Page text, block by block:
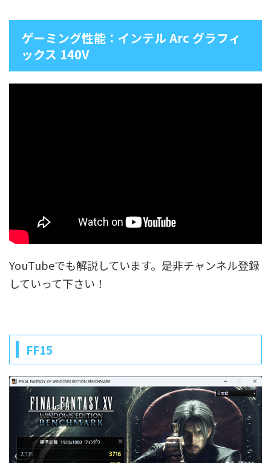
ゲーミング性能：インテル Arc グラフィ
ックス 140V
YouTubeでも解説しています。是非チャンネル登録
していって下さい！
FF15